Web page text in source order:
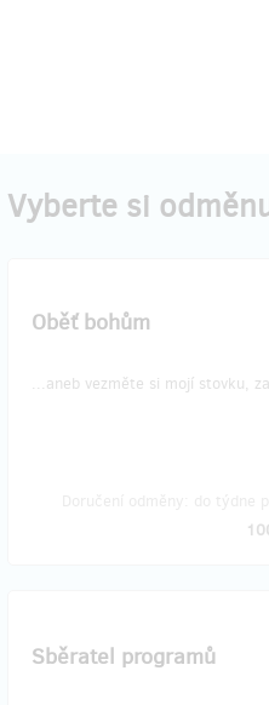
Vyberte si
Oběť bohům
...aneb vezměte si mojí stovku,
Sběratel programů